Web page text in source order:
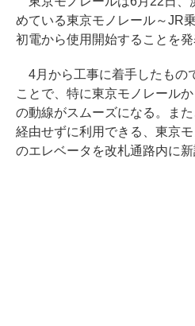
めている東京モノレール～JR
初電から使用開始することを発
4月から工事に着手したもの
ことで、特に東京モノレール
の動線がスムーズになる。ま
経由せずに利用できる、東京
のエレベータを改札通路内に新